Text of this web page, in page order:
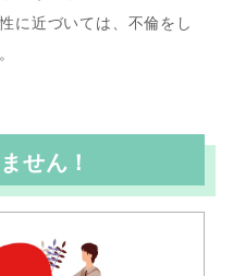
に近づいては、不倫をし
せん！